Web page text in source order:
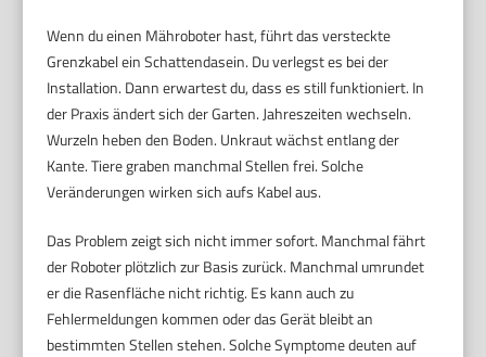
Wenn du einen Mähroboter hast, führt das versteckte
Grenzkabel ein Schattendasein. Du verlegst es bei der
Installation. Dann erwartest du, dass es still funktioniert. In
der Praxis ändert sich der Garten. Jahreszeiten wechseln.
Wurzeln heben den Boden. Unkraut wächst entlang der
Kante. Tiere graben manchmal Stellen frei. Solche
Veränderungen wirken sich aufs Kabel aus.
Das Problem zeigt sich nicht immer sofort. Manchmal fährt
der Roboter plötzlich zur Basis zurück. Manchmal umrundet
er die Rasenfläche nicht richtig. Es kann auch zu
Fehlermeldungen kommen oder das Gerät bleibt an
bestimmten Stellen stehen. Solche Symptome deuten auf